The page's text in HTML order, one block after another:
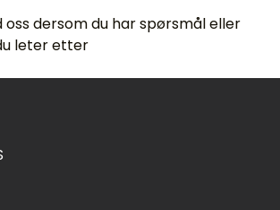
dersom du har spørsmål eller
leter etter